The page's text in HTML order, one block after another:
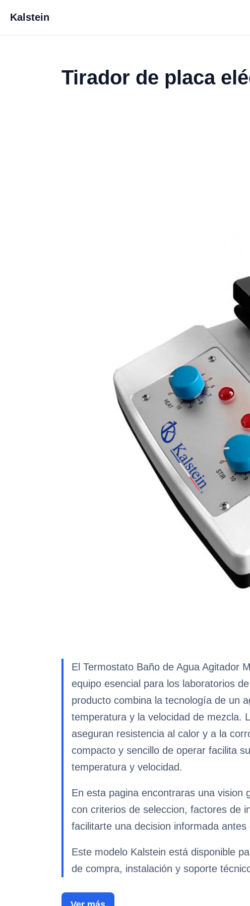
Kalstein
Tirador de placa
El Termostato Baño de Agua Agitador
equipo esencial para los laboratorios
producto combina la tecnología de un
temperatura y la velocidad de mezcla.
aseguran resistencia al calor y a la
compacto y sencillo de operar facilita
temperatura y velocidad.
En esta pagina encontraras una vision
con criterios de seleccion, factores de
facilitarte una decision informada
Este modelo Kalstein está disponible
de compra, instalación y soporte